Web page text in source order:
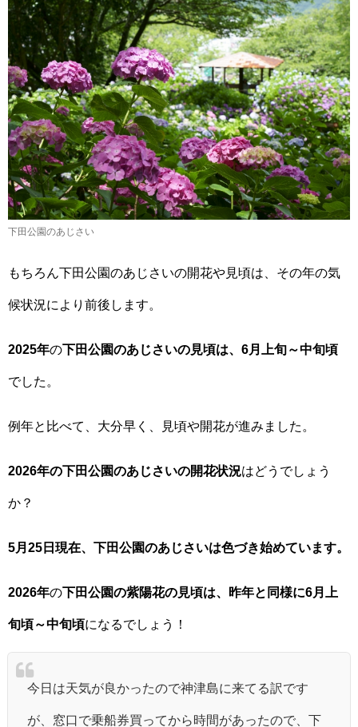
下田公園のあじさい
もちろん下田公園のあじさいの開花や見頃は、その年の気
候状況により前後します。
2025年の下田公園のあじさいの見頃は、6月上旬～中旬頃
でした。
例年と比べて、大分早く、見頃や開花が進みました。
2026年の下田公園のあじさいの開花状況はどうでしょう
か？
5月25日現在、下田公園のあじさいは色づき始めています。
2026年の下田公園の紫陽花の見頃は、昨年と同様に6月上
旬頃～中旬頃になるでしょう！
今日は天気が良かったので神津島に来てる訳です
が、窓口で乗船券買ってから時間があったので、下